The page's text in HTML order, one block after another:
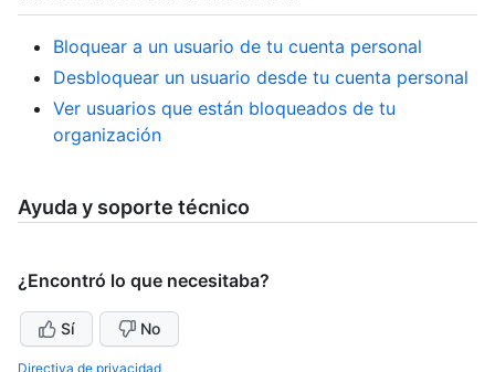
Bloquear a un usuario de tu cuenta personal
Desbloquear un usuario desde tu cuenta personal
Ver usuarios que están bloqueados de tu
organización
Ayuda y soporte técnico
¿Encontró lo que necesitaba?
Sí No
Directiva de privacidad